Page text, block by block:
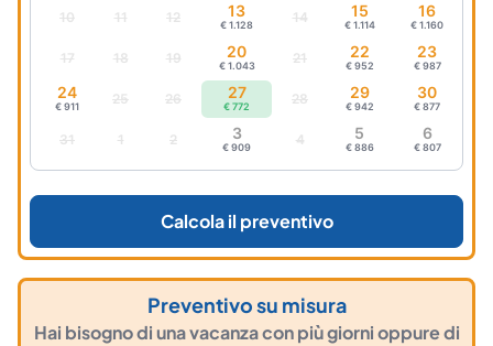
10 11 12 13
€ 1.128 14 15
€ 1.114
16
€ 1.160
17 18 19 20
€ 1.043 21 22
€ 952
23
€ 987
24
€ 911 25 26 27
€ 772 28 29
€ 942
30
€ 877
31 1 2 3
€ 909 4 5
€ 886
6
€ 807
Calcola il preventivo
Preventivo su misura
Hai bisogno di una vacanza con più giorni oppure di